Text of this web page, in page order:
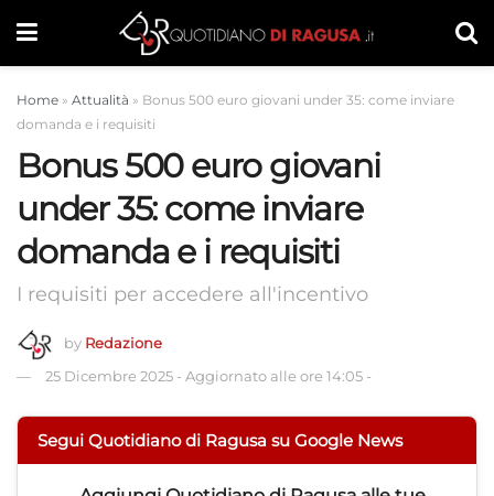
Home » Attualità » Bonus 500 euro giovani under 35: come inviare
domanda e i requisiti
Bonus 500 euro giovani
under 35: come inviare
domanda e i requisiti
I requisiti per accedere all'incentivo
by Redazione
25 Dicembre 2025 - Aggiornato alle ore 14:05 -
Segui Quotidiano di Ragusa su Google News